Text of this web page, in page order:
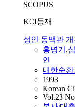
SCOPUS
KCI등재
성인 동맥관
홍명기 ,
연
대한순환
1993
Korean
Vol.23